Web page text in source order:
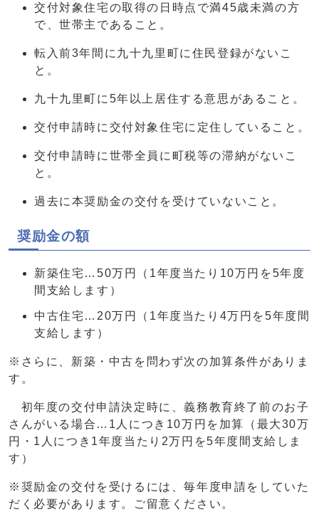
交付対象住宅の取得の日時点で満45歳未満の方
で、世帯主であること。
転入前3年間に九十九里町に住民登録がないこ
と。
九十九里町に5年以上居住する意思があること。
交付申請時に交付対象住宅に定住していること。
交付申請時に世帯全員に町税等の滞納がないこ
と。
過去に本奨励金の交付を受けていないこと。
奨励金の額
新築住宅…50万円（1年度当たり10万円を5年度
間支給します）
中古住宅…20万円（1年度当たり4万円を5年度間
支給します）
※さらに、新築・中古を問わず次の加算条件がありま
す。
初年度の交付申請決定時に、義務教育終了前のお子
さんがいる場合…1人につき10万円を加算（最大30万
円・1人につき1年度当たり2万円を5年度間支給しま
す）
※奨励金の交付を受けるには、毎年度申請をしていた
だく必要があります。ご留意ください。